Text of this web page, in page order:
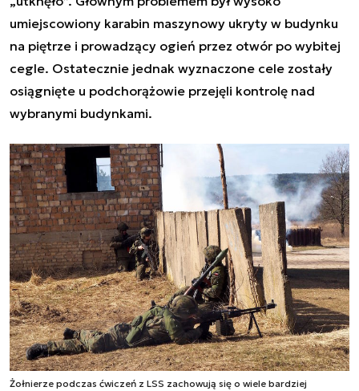
umiejscowiony karabin maszynowy ukryty w budynku
na piętrze i prowadzący ogień przez otwór po wybitej
cegle. Ostatecznie jednak wyznaczone cele zostały
osiągnięte u podchorążowie przejęli kontrolę nad
wybranymi budynkami.
Żołnierze podczas ćwiczeń z LSS zachowują się o wiele bardziej